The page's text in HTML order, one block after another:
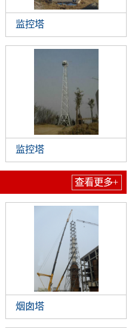
监控塔
监控塔
查看更多+
烟囱塔